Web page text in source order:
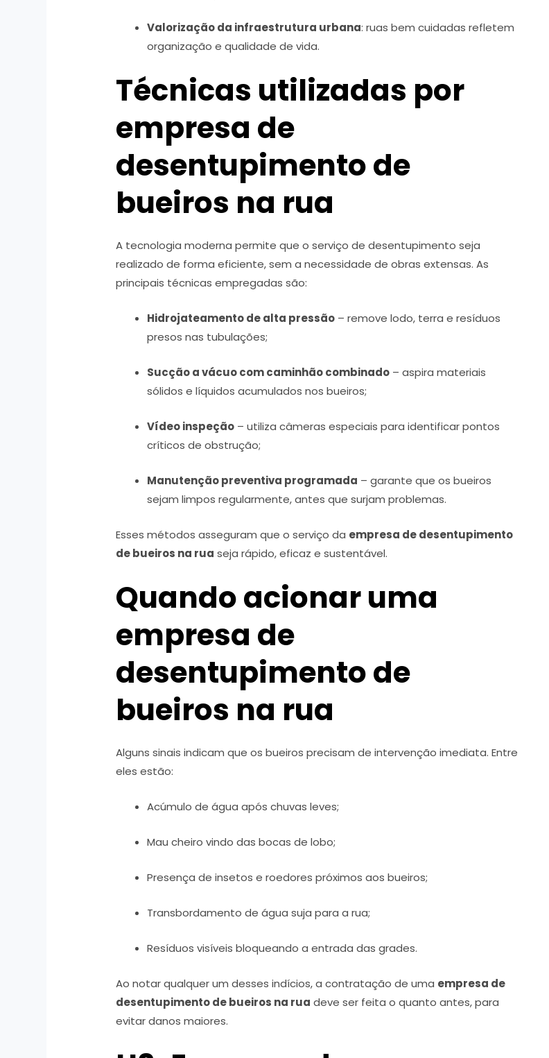
Valorização da infraestrutura urbana: ruas bem cuidadas refletem
organização e qualidade de vida.
Técnicas utilizadas por
empresa de
desentupimento de
bueiros na rua
A tecnologia moderna permite que o serviço de desentupimento seja
realizado de forma eficiente, sem a necessidade de obras extensas. As
principais técnicas empregadas são:
Hidrojateamento de alta pressão – remove lodo, terra e resíduos
presos nas tubulações;
Sucção a vácuo com caminhão combinado – aspira materiais
sólidos e líquidos acumulados nos bueiros;
Vídeo inspeção – utiliza câmeras especiais para identificar pontos
críticos de obstrução;
Manutenção preventiva programada – garante que os bueiros
sejam limpos regularmente, antes que surjam problemas.
Esses métodos asseguram que o serviço da empresa de desentupimento
de bueiros na rua seja rápido, eficaz e sustentável.
Quando acionar uma
empresa de
desentupimento de
bueiros na rua
Alguns sinais indicam que os bueiros precisam de intervenção imediata. Entre
eles estão:
Acúmulo de água após chuvas leves;
Mau cheiro vindo das bocas de lobo;
Presença de insetos e roedores próximos aos bueiros;
Transbordamento de água suja para a rua;
Resíduos visíveis bloqueando a entrada das grades.
Ao notar qualquer um desses indícios, a contratação de uma empresa de
desentupimento de bueiros na rua deve ser feita o quanto antes, para
evitar danos maiores.